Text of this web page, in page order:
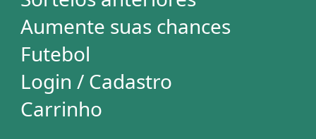
Timemania
Dupla-Sena
Lotomania
Loteria Federal